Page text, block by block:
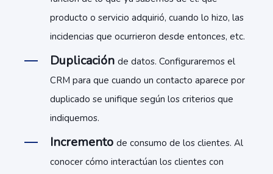
producto o servicio adquirió, cuando lo hizo, las
incidencias que ocurrieron desde entonces, etc.
Duplicación de datos. Configuraremos el
CRM para que cuando un contacto aparece por
duplicado se unifique según los criterios que
indiquemos.
Incremento de consumo de los clientes. Al
conocer cómo interactúan los clientes con